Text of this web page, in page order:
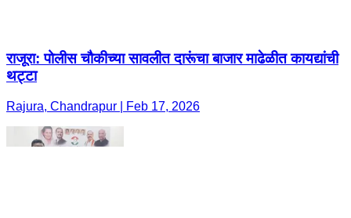
राजूरा: पोलीस चौकीच्या सावलीत दारूंचा बाजार माढेळीत कायद्यांची
थट्टा
Rajura, Chandrapur | Feb 17, 2026